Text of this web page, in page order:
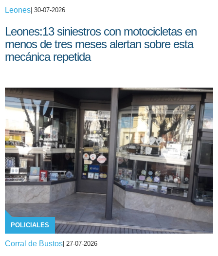
Leones | 30-07-2026
Leones:13 siniestros con motocicletas en
menos de tres meses alertan sobre esta
mecánica repetida
POLICIALES
Corral de Bustos | 27-07-2026